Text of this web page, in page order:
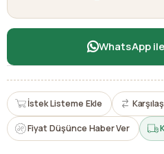
WhatsApp
İstek Listeme Ekle
Fiyat Düşünce Haber Ver